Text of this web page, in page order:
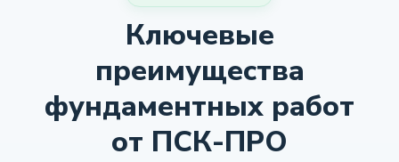
Ключевые
преимущества
фундаментных работ
от ПСК-ПРО